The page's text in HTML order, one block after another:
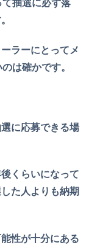
抽選に必ず落
ラーにとってメ
は確かです。
に応募できる場
くらいになって
た人よりも納期
性が十分にある